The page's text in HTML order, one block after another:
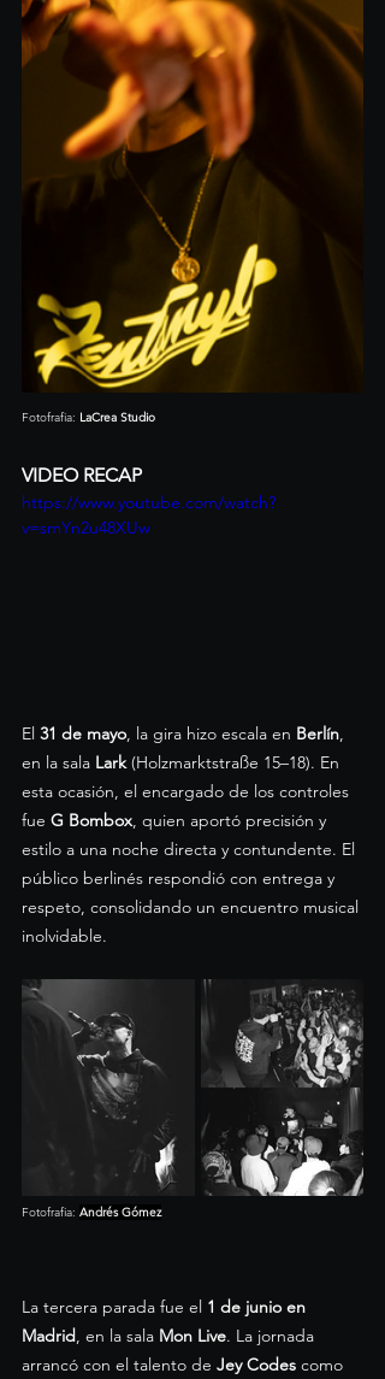
Fotofrafia: LaCrea Studio
VIDEO RECAP
https://www.youtube.com/watch?
v=smYn2u48XUw
El 31 de mayo, la gira hizo escala en Berlín,
en la sala Lark (Holzmarktstraße 15–18). En
esta ocasión, el encargado de los controles
fue G Bombox, quien aportó precisión y
estilo a una noche directa y contundente. El
público berlinés respondió con entrega y
respeto, consolidando un encuentro musical
inolvidable.
Fotofrafia: Andrés Gómez
La tercera parada fue el 1 de junio en
Madrid, en la sala Mon Live. La jornada
arrancó con el talento de Jey Codes como